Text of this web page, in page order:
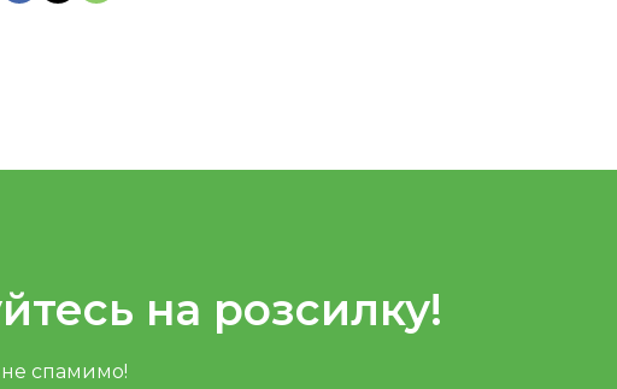
на розсилку!
не спамимо!